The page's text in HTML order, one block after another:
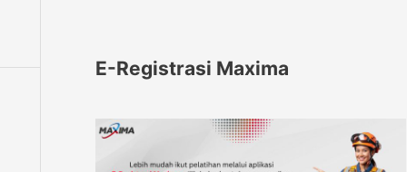
E-Registrasi Maxima